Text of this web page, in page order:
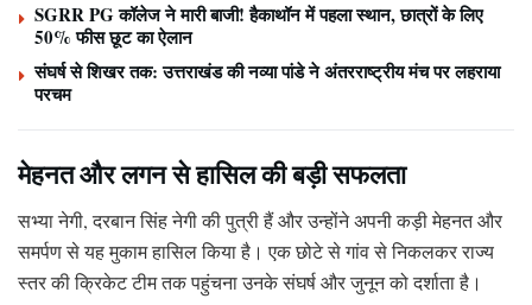
SGRR PG कॉलेज ने मारी बाजी! हैकाथॉन में पहला स्थान, छात्रों के लिए
50% फीस छूट का ऐलान
संघर्ष से शिखर तक: उत्तराखंड की नव्या पांडे ने अंतरराष्ट्रीय मंच पर लहराया
परचम
मेहनत और लगन से हासिल की बड़ी सफलता
सभ्या नेगी, दरबान सिंह नेगी की पुत्री हैं और उन्होंने अपनी कड़ी मेहनत और
समर्पण से यह मुकाम हासिल किया है। एक छोटे से गांव से निकलकर राज्य
स्तर की क्रिकेट टीम तक पहुंचना उनके संघर्ष और जुनून को दर्शाता है।